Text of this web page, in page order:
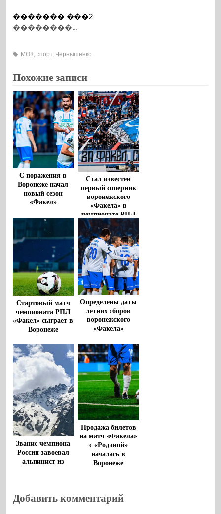
������� ���2
��������...
МОК,спорт, Чернышенко
Похожие записи
С поражения в
Воронеже начал
новый сезон
«Факел»
Стал известен
первый соперник
воронежского
«Факела» в
чемпионате РПЛ
Стартовый матч
чемпионата РПЛ
«Факел» сыграет в
Воронеже
Определены даты
летних сборов
воронежского
«Факела»
Звание чемпиона
России завоевал
альпинист из
Продажа билетов
на матч «Факела»
с «Родиной»
началась в
Воронеже
Добавить комментарий